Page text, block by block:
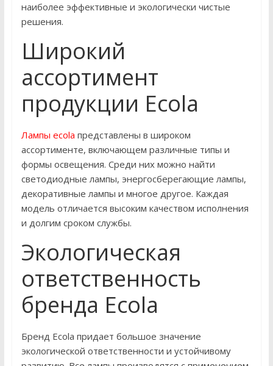
наиболее эффективные и экологически чистые
решения.
Широкий
ассортимент
продукции Ecola
Лампы ecola представлены в широком
ассортименте, включающем различные типы и
формы освещения. Среди них можно найти
светодиодные лампы, энергосберегающие лампы,
декоративные лампы и многое другое. Каждая
модель отличается высоким качеством исполнения
и долгим сроком службы.
Экологическая
ответственность
бренда Ecola
Бренд Ecola придает большое значение
экологической ответственности и устойчивому